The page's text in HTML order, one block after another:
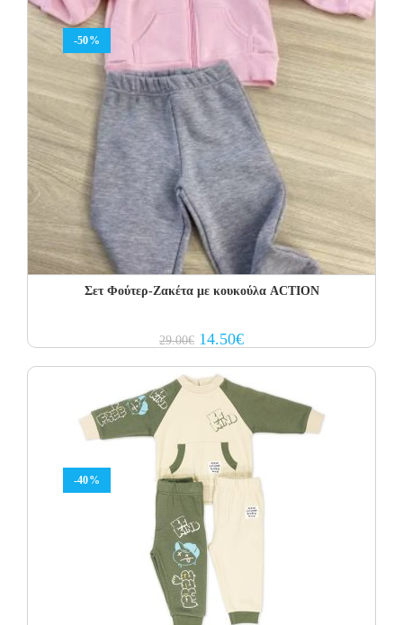
-50%
Σετ Φoύτερ-Ζακέτα με κουκούλα ACTION
29.00€ Original
price
29.00€.
14.50€Current
price
-40%